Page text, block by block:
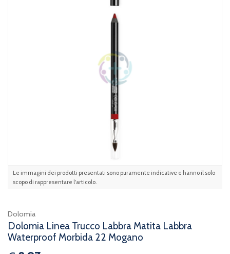
Le immagini dei prodotti presentati sono puramente indicative e hanno il solo
scopo di rappresentare l'articolo.
Dolomia
Dolomia Linea Trucco Labbra Matita Labbra
Waterproof Morbida 22 Mogano